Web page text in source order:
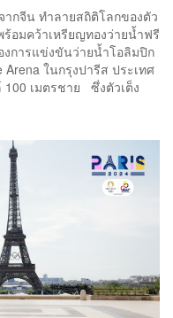
ากจีน ทำลายสถิติโลกของตัว
อมคว้าเหรียญทองว่ายน้ำฟรี
การแข่งขันว่ายน้ำโอลิมปิก
ในกรุงปารีส ประเทศ
เมตรชาย ซึ่งตัวเต็ง